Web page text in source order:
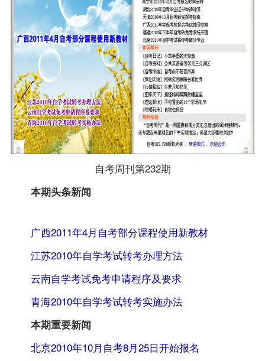
自考周刊第232期
本期头条新闻
广西2011年4月自考部分课程使用新教材
江苏2010年自学考试转考办理方法
云南自学考试免考申请程序及要求
青海2010年自学考试转考实施办法
本期重要新闻
北京2010年10月自考8月25日开始报名